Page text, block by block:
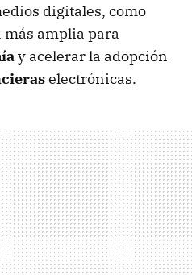
digitales, como
amplia para
y acelerar la adopción
electrónicas.